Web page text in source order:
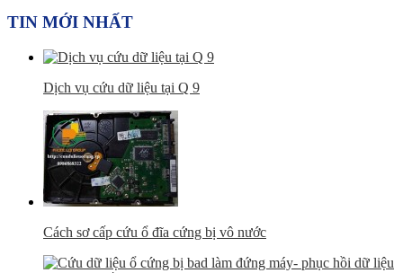
TIN MỚI NHẤT
Dịch vụ cứu dữ liệu tại Q 9
Cách sơ cấp cứu ổ đĩa cứng bị vô nước